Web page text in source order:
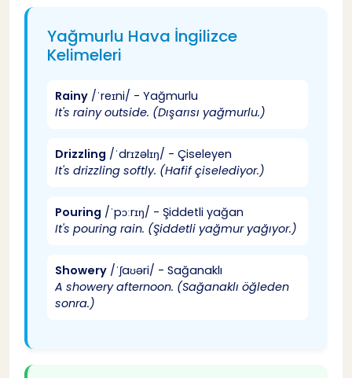
28 İleri Seviye İngilizce Meteoroloji Terimleri
Advanced English Weather Terms
30 Extreme Weather İngilizce
33 Cloud Types İngilizce
Yağmurlu Hava İngilizce
Kelimeleri
Rainy /ˈreɪni/ - Yağmurlu
It's rainy outside. (Dışarısı yağmurlu.)
Drizzling /ˈdrɪzəlɪŋ/ - Çiseleyen
It's drizzling softly. (Hafif çiselediyor.)
Pouring /ˈpɔːrɪŋ/ - Şiddetli yağan
It's pouring rain. (Şiddetli yağmur yağıyor.)
Showery /ˈʃaʊəri/ - Sağanaklı
A showery afternoon. (Sağanaklı öğleden
sonra.)